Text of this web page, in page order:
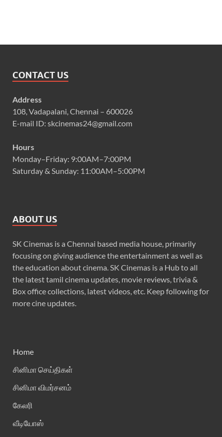
CONTACT US
Address
108, Vadapalani, Chennai – 600026
E-mail ID: skcinemas24@gmail.com
Hours
Monday–Friday: 9:00AM–7:00PM
Saturday & Sunday: 11:00AM–5:00PM
ABOUT US
SK Cinemas is a Chennai based media house, primarily
focusing on giving audience the entertainment as well as
the education about cinema. SK Cinemas is a Hub to all
the latest tamil cinema updates, movie reviews, trivia &
Box office collections, latest videos, etc. Keep following for
more cine updates.
Home
சினிமா செய்திகள்
சினிமா விமர்சனம்
கேலரி
வீடியோஸ்